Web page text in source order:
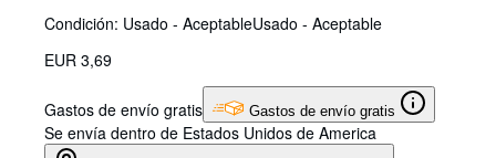
Condición: Usado - AceptableUsado - Aceptable
EUR 3,69
Gastos de envío gratis Gastos de envío gratis
Se envía dentro de Estados Unidos de America